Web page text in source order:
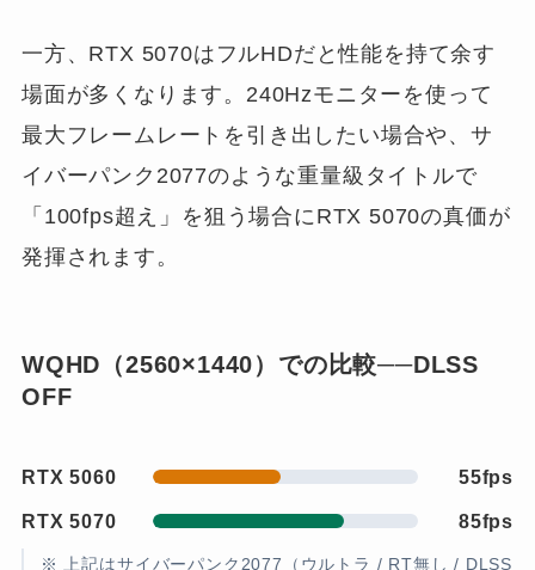
一方、RTX 5070はフルHDだと性能を持て余す
場面が多くなります。240Hzモニターを使って
最大フレームレートを引き出したい場合や、サ
イバーパンク2077のような重量級タイトルで
「100fps超え」を狙う場合にRTX 5070の真価が
発揮されます。
WQHD（2560×1440）での比較──DLSS
OFF
RTX 5060 55fps
RTX 5070 85fps
※ 上記はサイバーパンク2077（ウルトラ / RT無し / DLSS